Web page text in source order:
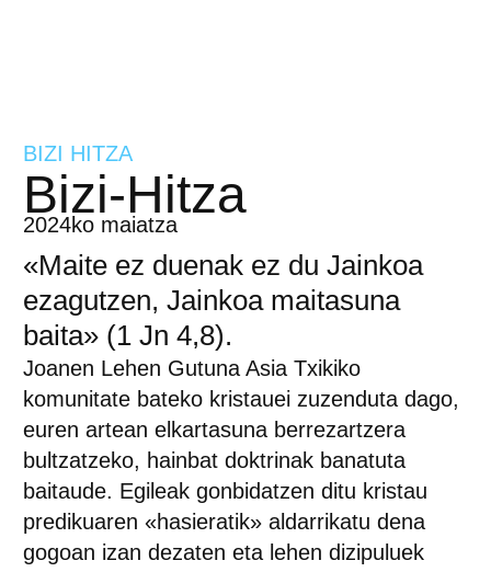
Bizi-Hitza
2024ko maiatza
«Maite ez duenak ez du Jainkoa
ezagutzen, Jainkoa maitasuna
baita» (1 Jn 4,8).
Joanen Lehen Gutuna Asia Txikiko
komunitate bateko kristauei zuzenduta dago,
euren artean elkartasuna berrezartzera
bultzatzeko, hainbat doktrinak banatuta
baitaude. Egileak gonbidatzen ditu kristau
predikuaren «hasieratik» aldarrikatu dena
gogoan izan dezaten eta lehen dizipuluek
BIZI HITZA